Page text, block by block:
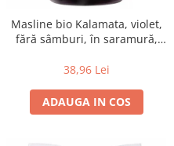
Masline bio Kalamata, violet,
fără sâmburi, în saramură,
38,96 Lei
ADAUGA IN COS